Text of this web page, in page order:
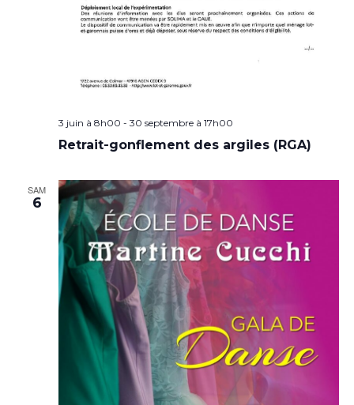
3 juin à 8h00 - 30 septembre à 17h00
Retrait-gonflement des argiles (RGA)
SAM
6